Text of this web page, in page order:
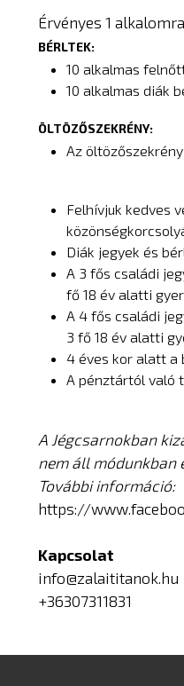
Érvényes 1
BÉRLTEK:
10 alkalmas
10 alkalmas diák
ÖLTÖZŐSZEKRÉNY:
Az
Felhívjuk kedves
Diák jegyek és
A 3 fős családi
fő 18 év alatti
A 4 fős családi
3 fő 18 év alatti
4 éves kor alatt a
A pénztártól való
A Jégcsarnokban
nem áll módunkban
További információ:
https://
Kapcsolat
info@zalaititanok.hu
+36307311831